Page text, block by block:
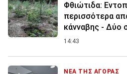
Φθιώτιδα:
περισσότερα
κάνναβης - Δύο
14:43
ΝΕΑ ΤΗΣ ΑΓΟΡΑΣ